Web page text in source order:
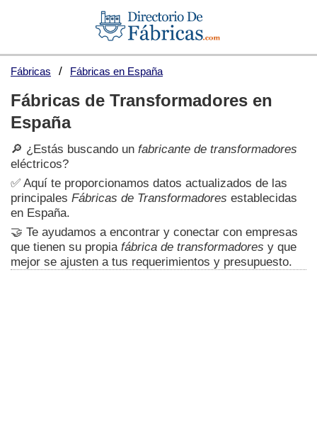
Fábricas Fábricas en España
Fábricas de Transformadores en
España
🔎 ¿Estás buscando un fabricante de transformadores
eléctricos?
✅ Aquí te proporcionamos datos actualizados de las
principales Fábricas de Transformadores establecidas
en España.
🤝 Te ayudamos a encontrar y conectar con empresas
que tienen su propia fábrica de transformadores y que
mejor se ajusten a tus requerimientos y presupuesto.